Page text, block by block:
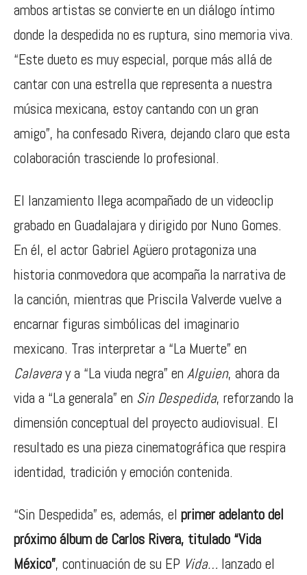
ambos artistas se convierte en un diálogo íntimo
donde la despedida no es ruptura, sino memoria viva.
“Este dueto es muy especial, porque más allá de
cantar con una estrella que representa a nuestra
música mexicana, estoy cantando con un gran
amigo”, ha confesado Rivera, dejando claro que esta
colaboración trasciende lo profesional.
El lanzamiento llega acompañado de un videoclip
grabado en Guadalajara y dirigido por Nuno Gomes.
En él, el actor Gabriel Agüero protagoniza una
historia conmovedora que acompaña la narrativa de
la canción, mientras que Priscila Valverde vuelve a
encarnar figuras simbólicas del imaginario
mexicano. Tras interpretar a “La Muerte” en
Calaveray a “La viuda negra” en Alguien, ahora da
vida a “La generala” en Sin Despedida, reforzando la
dimensión conceptual del proyecto audiovisual. El
resultado es una pieza cinematográfica que respira
identidad, tradición y emoción contenida.
“Sin Despedida” es, además, el primer adelanto del
próximo álbum de Carlos Rivera, titulado “Vida
México”, continuación de su EP Vida… lanzado el